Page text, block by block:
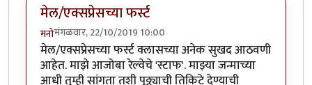
मेल/एक्सप्रेसच्या फर्स्ट
मनोमंगळवार, 22/10/2019 10:00
मेल/एक्सप्रेसच्या फर्स्ट क्लासच्या अनेक सुखद आठवणी
आहेत. माझे आजोबा रेल्वेचे 'स्टाफ'. माझ्या जन्माच्या
आधी तुम्ही सांगता तशी पुठ्ठ्याची तिकिटे देण्याची